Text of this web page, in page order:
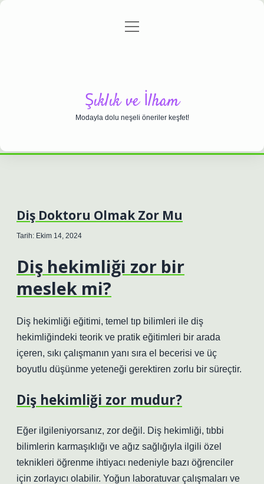
Gizlilik Politikası
menüyü
Şıklık ve İlham
Modayla dolu neşeli öneriler keşfet!
Diş Doktoru Olmak Zor Mu
Tarih: Ekim 14, 2024
Diş hekimliği zor bir
meslek mi?
Diş hekimliği eğitimi, temel tıp bilimleri ile diş
hekimliğindeki teorik ve pratik eğitimleri bir arada
içeren, sıkı çalışmanın yanı sıra el becerisi ve üç
boyutlu düşünme yeteneği gerektiren zorlu bir süreçtir.
Diş hekimliği zor mudur?
Eğer ilgileniyorsanız, zor değil. Diş hekimliği, tıbbi
bilimlerin karmaşıklığı ve ağız sağlığıyla ilgili özel
teknikleri öğrenme ihtiyacı nedeniyle bazı öğrenciler
için zorlayıcı olabilir. Yoğun laboratuvar çalışmaları ve